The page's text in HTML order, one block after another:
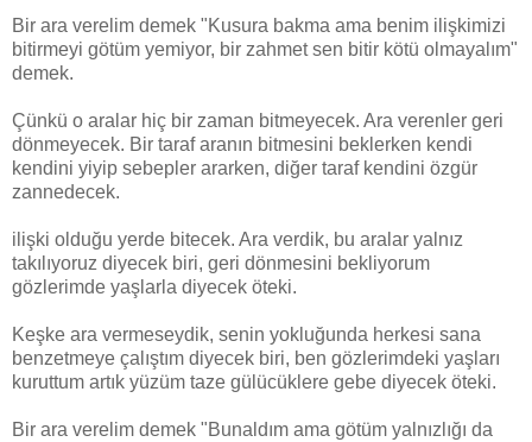
Bir ara verelim demek "Kusura bakma ama benim ilişkimizi
bitirmeyi götüm yemiyor, bir zahmet sen bitir kötü olmayalım"
demek.
Çünkü o aralar hiç bir zaman bitmeyecek. Ara verenler geri
dönmeyecek. Bir taraf aranın bitmesini beklerken kendi
kendini yiyip sebepler ararken, diğer taraf kendini özgür
zannedecek.
ilişki olduğu yerde bitecek. Ara verdik, bu aralar yalnız
takılıyoruz diyecek biri, geri dönmesini bekliyorum
gözlerimde yaşlarla diyecek öteki.
Keşke ara vermeseydik, senin yokluğunda herkesi sana
benzetmeye çalıştım diyecek biri, ben gözlerimdeki yaşları
kuruttum artık yüzüm taze gülücüklere gebe diyecek öteki.
Bir ara verelim demek "Bunaldım ama götüm yalnızlığı da